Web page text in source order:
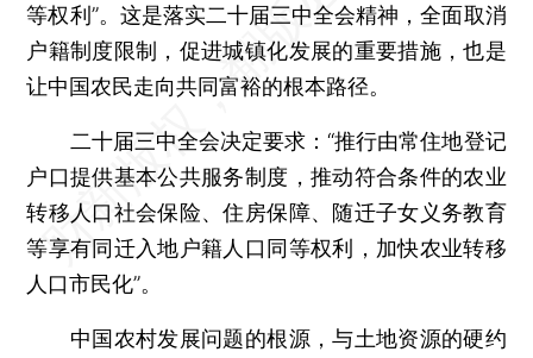
等权利”。这是落实二十届三中全会精神，全面取消
户籍制度限制，促进城镇化发展的重要措施，也是
让中国农民走向共同富裕的根本路径。
二十届三中全会决定要求：“推行由常住地登记
户口提供基本公共服务制度，推动符合条件的农业
转移人口社会保险、住房保障、随迁子女义务教育
等享有同迁入地户籍人口同等权利，加快农业转移
人口市民化”。
中国农村发展问题的根源，与土地资源的硬约